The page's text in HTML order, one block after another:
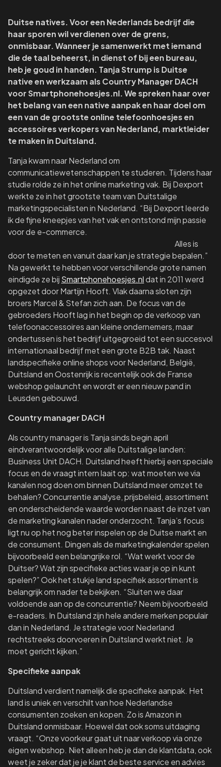
Duitse natives. Voor een Nederlands bedrijf die
haar sporen wil verdienen over de grens,
onmisbaar. Wanneer je samenwerkt met iemand
die de taal beheerst, in dienst of bij een bureau,
heb je goud in handen. Tanja Strump is Duitse
native en werkzaam als Country Manager DACH
voorSmartphonehoesjes.nl.We spreken haar over
het belang van een native aanpak en haar doel om
een van de grootste online telefoonhoesjes en
accessoires verkopers van Nederland, marktleider
te maken in Duitsland.
Tanja kwam naar Nederland om
communicatiewetenschappen te studeren. Tijdens haar
studie rolde ze in het online marketing vak. Bij Dexport
werkte ze in het grootste team van Duitstalige
marketingspecialisten in Nederland. “Bij Dexport leerde
ik de fijne kneepjes van het vak en ontstond mijn passie
voor de e-commerce.
Alles is
door te meten en vanuit daar kan je strategie bepalen.”
Na gewerkt te hebben voor verschillende grote namen
eindigde ze bij Smartphonehoesjes.nldat in 2011 werd
opgezet door Martijn Hooft. Vlak daarna sloten zijn
broers Marcel & Stefan zich aan. De focus van de
gebroeders Hooft lag in het begin op de verkoop van
telefoonaccessoires aan kleine ondernemers, maar
ondertussen is het bedrijf uitgegroeid tot een succesvol
internationaal bedrijf met een grote B2B tak. Naast
landspecifieke online shops voor Nederland, België,
Duitsland en Oostenrijk is recentelijk ook de Franse
webshop gelauncht en wordt er een nieuw pand in
Leusden gebouwd.
Country manager DACH
Als country manager is Tanja sinds begin april
eindverantwoordelijk voor alle Duitstalige landen:
Business Unit DACH. Duitsland heeft hierbij een speciale
focus en de vraagt intern laait op: wat moeten we via
kanalen nog doen om binnen Duitsland meer omzet te
behalen? Concurrentie analyse, prijsbeleid, assortiment
en onderscheidende waarde worden naast de inzet van
de marketing kanalen nader onderzocht. Tanja’s focus
ligt nu op het nog beter inspelen op de Duitse markt en
de consument. Dingen als de marketingkalender spelen
bijvoorbeeld een belangrijke rol. “Wat werkt voor de
Duitser? Wat zijn specifieke acties waar je op in kunt
spelen?” Ook het stukje land specifiek assortiment is
belangrijk om nader te bekijken. “Sluiten we daar
voldoende aan op de concurrentie? Neem bijvoorbeeld
e-readers. In Duitsland zijn hele andere merken populair
dan in Nederland. Je strategie voor Nederland
rechtstreeks doorvoeren in Duitsland werkt niet. Je
moet gericht kijken.”
Specifieke aanpak
Duitsland verdient namelijk die specifieke aanpak. Het
land is uniek en verschilt van hoe Nederlandse
consumenten zoeken en kopen. Zo is Amazon in
Duitsland onmisbaar. Hoewel dat ook soms uitdaging
vraagt. “Onze voorkeur gaat uit naar verkoop via onze
eigen webshop. Niet alleen heb je dan de klantdata, ook
weet je zeker dat je je klant de beste service en advies